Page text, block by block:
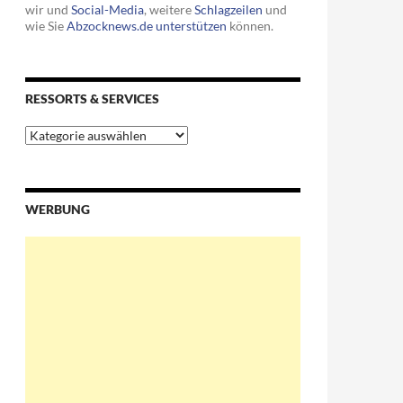
wir und Social-Media, weitereSchlagzeilen und
wie SieAbzocknews.de unterstützen können.
RESSORTS & SERVICES
Ressorts
&
WERBUNG